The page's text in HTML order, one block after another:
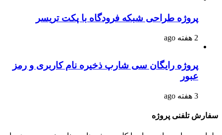
پروژه طراحی شبکه فرودگاه با پکت تریسر
2 هفته ago
پروژه رایگان سی شارپ ذخیره نام کاربری و رمز
عبور
3 هفته ago
سفارش تلفنی پروژه